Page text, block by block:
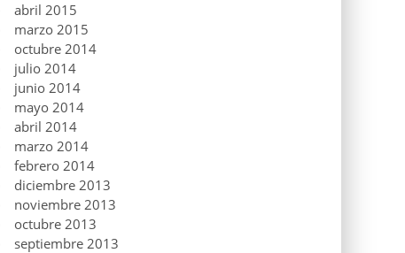
abril 2015
marzo 2015
octubre 2014
julio 2014
junio 2014
mayo 2014
abril 2014
marzo 2014
febrero 2014
diciembre 2013
noviembre 2013
octubre 2013
septiembre 2013